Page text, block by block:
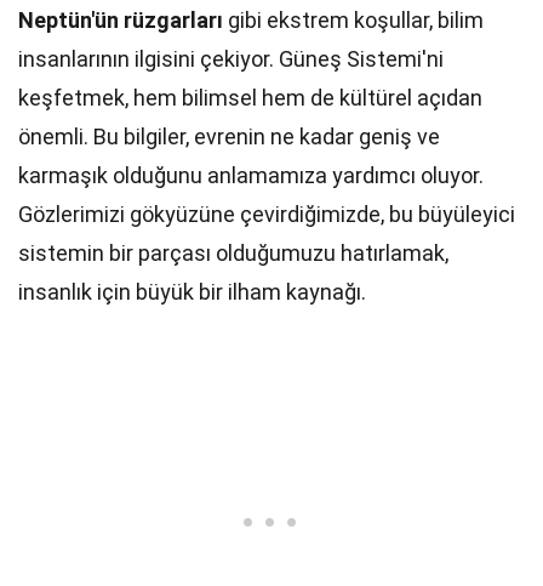
Neptün'ün rüzgarları gibi ekstrem koşullar, bilim
insanlarının ilgisini çekiyor. Güneş Sistemi'ni
keşfetmek, hem bilimsel hem de kültürel açıdan
önemli. Bu bilgiler, evrenin ne kadar geniş ve
karmaşık olduğunu anlamamıza yardımcı oluyor.
Gözlerimizi gökyüzüne çevirdiğimizde, bu büyüleyici
sistemin bir parçası olduğumuzu hatırlamak,
insanlık için büyük bir ilham kaynağı.